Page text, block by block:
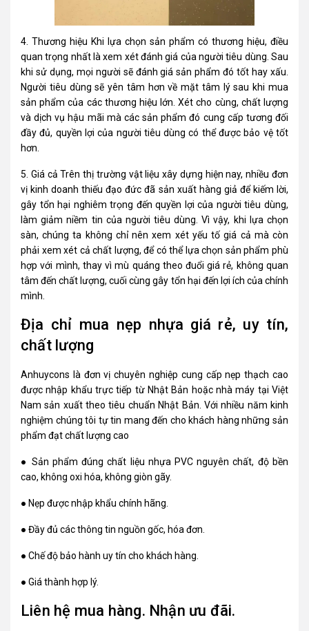
4. Thương hiệu Khi lựa chọn sản phẩm có thương hiệu, điều
quan trọng nhất là xem xét đánh giá của người tiêu dùng. Sau
khi sử dụng, mọi người sẽ đánh giá sản phẩm đó tốt hay xấu.
Người tiêu dùng sẽ yên tâm hơn về mặt tâm lý sau khi mua
sản phẩm của các thương hiệu lớn. Xét cho cùng, chất lượng
và dịch vụ hậu mãi mà các sản phẩm đó cung cấp tương đối
đầy đủ, quyền lợi của người tiêu dùng có thể được bảo vệ tốt
hơn.
5. Giá cả Trên thị trường vật liệu xây dựng hiện nay, nhiều đơn
vị kinh doanh thiếu đạo đức đã sản xuất hàng giả để kiếm lời,
gây tổn hại nghiêm trọng đến quyền lợi của người tiêu dùng,
làm giảm niềm tin của người tiêu dùng. Vì vậy, khi lựa chọn
sàn, chúng ta không chỉ nên xem xét yếu tố giá cả mà còn
phải xem xét cả chất lượng, để có thể lựa chọn sản phẩm phù
hợp với mình, thay vì mù quáng theo đuổi giá rẻ, không quan
tâm đến chất lượng, cuối cùng gây tổn hại đến lợi ích của chính
mình.
Địa chỉ mua nẹp nhựa giá rẻ, uy tín,
chất lượng
Anhuycons là đơn vị chuyên nghiệp cung cấp nẹp thạch cao
được nhập khẩu trực tiếp từ Nhật Bản hoặc nhà máy tại Việt
Nam sản xuất theo tiêu chuẩn Nhật Bản. Với nhiều năm kinh
nghiệm chúng tôi tự tin mang đến cho khách hàng những sản
phẩm đạt chất lượng cao
● Sản phẩm đúng chất liệu nhựa PVC nguyên chất, độ bền
cao, không oxi hóa, không giòn gãy.
● Nẹp được nhập khẩu chính hãng.
● Đầy đủ các thông tin nguồn gốc, hóa đơn.
● Chế độ bảo hành uy tín cho khách hàng.
● Giá thành hợp lý.
Liên hệ mua hàng. Nhận ưu đãi.